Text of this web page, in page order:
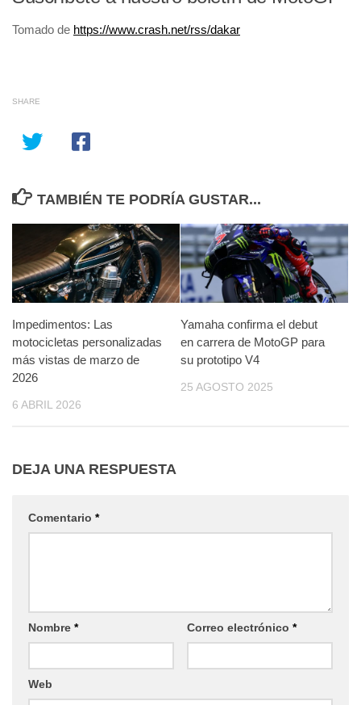
Tomado de https://www.crash.net/rss/dakar
SHARE
TAMBIÉN TE PODRÍA GUSTAR...
Impedimentos: Las
motocicletas personalizadas
más vistas de marzo de
2026
6 ABRIL 2026
Yamaha confirma el debut
en carrera de MotoGP para
su prototipo V4
25 AGOSTO 2025
DEJA UNA RESPUESTA
Comentario *
Nombre * Correo electrónico *
Web